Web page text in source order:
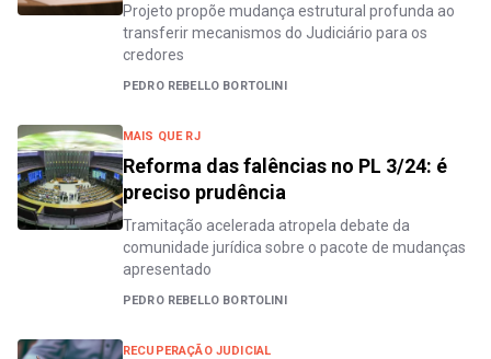
Projeto propõe mudança estrutural profunda ao
transferir mecanismos do Judiciário para os
credores
PEDRO REBELLO BORTOLINI
MAIS QUE RJ
Reforma das falências no PL 3/24: é
preciso prudência
Tramitação acelerada atropela debate da
comunidade jurídica sobre o pacote de mudanças
apresentado
PEDRO REBELLO BORTOLINI
RECUPERAÇÃO JUDICIAL